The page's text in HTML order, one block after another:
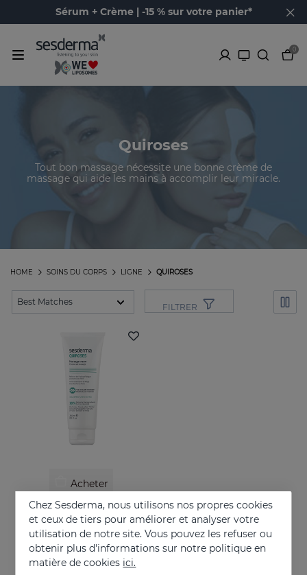
Sérum + Crème | -15 % sur votre panier*
0
Quiroses
Tout bon massage nécessite une bonne crème de
massage qui aide les mains à accomplir leur miracle.
QUIROSES
LIGNE
SOINS DU CORPS
HOME
FILTRER
Acheter
QUIROSES Creme De Massage
Relieves the feeling of fatigue after physical exertion, providing a pleasant sensation of well-being.
24.95 €
Chez Sesderma, nous utilisons nos propres cookies
et ceux de tiers pour améliorer et analyser votre
utilisation de notre site. Vous pouvez les refuser ou
obtenir plus d'informations sur notre politique en
matière de cookies ici.